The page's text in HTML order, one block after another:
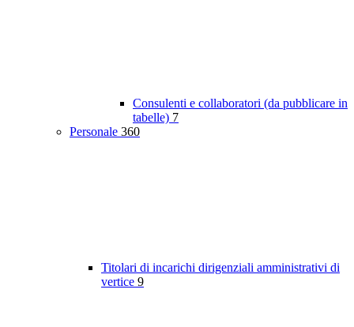
Consulenti e collaboratori (da pubblicare in
tabelle) 7
Personale 360
Titolari di incarichi dirigenziali amministrativi di
vertice 9